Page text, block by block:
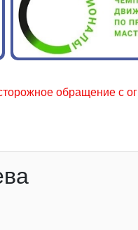
с огнем